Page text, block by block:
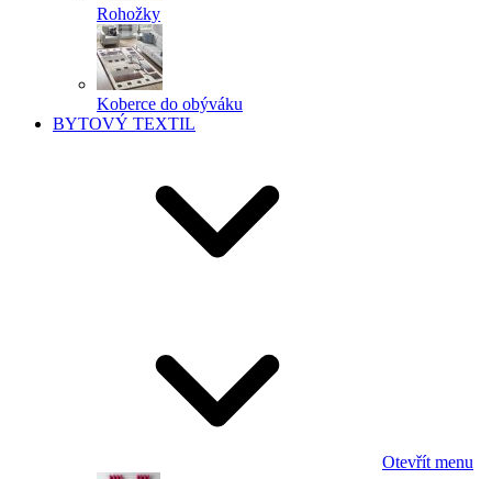
Rohožky
Koberce do obýváku
BYTOVÝ TEXTIL
Otevřít menu